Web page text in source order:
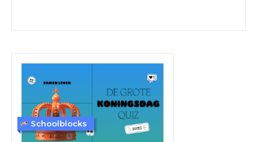
Schoolblocks